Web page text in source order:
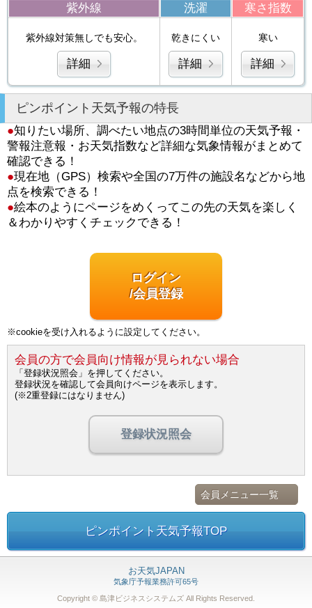
紫外線 洗濯 寒さ指数
紫外線対策無しでも安心。
詳細
乾きにくい
詳細
寒い
詳細
ピンポイント天気予報の特長
●知りたい場所、調べたい地点の3時間単位の天気予報・
警報注意報・お天気指数など詳細な気象情報がまとめて
確認できる！
●現在地（GPS）検索や全国の7万件の施設名などから地
点を検索できる！
●絵本のようにページをめくってこの先の天気を楽しく
＆わかりやすくチェックできる！
ログイン
/会員登録
※cookieを受け入れるように設定してください。
会員の方で会員向け情報が見られない場合
「登録状況照会」を押してください。
登録状況を確認して会員向けページを表示します。
(※2重登録にはなりません)
登録状況照会
会員メニュー一覧
ピンポイント天気予報TOP
お天気JAPAN
気象庁予報業務許可65号
Copyright © 島津ビジネスシステムズ All Rights Reserved.